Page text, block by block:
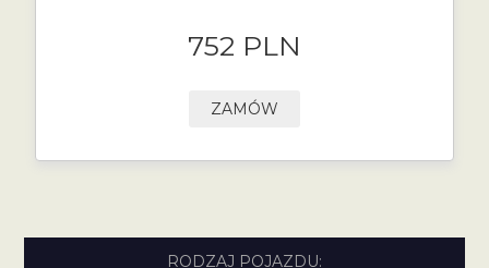
752 PLN
ZAMÓW
RODZAJ POJAZDU: